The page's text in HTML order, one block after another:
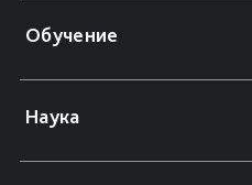
Обучение
Наука